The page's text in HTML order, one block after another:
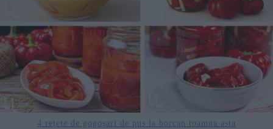
4 rețete de gogoșari de pus la borcan toamna asta